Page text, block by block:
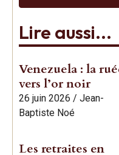
Lire aussi...
Venezuela : la
vers l’or noir
26 juin 2026 / Jean-
Baptiste Noé
Les retraites en